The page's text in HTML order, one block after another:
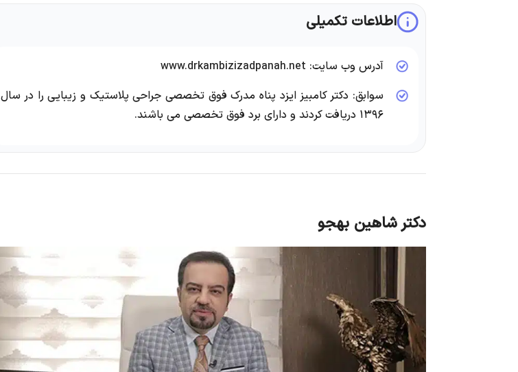
اطلاعات تکمیلی
آدرس وب سایت: www.drkambizizadpanah.net
سوابق: دکتر کامبیز ایزد پناه مدرک فوق تخصصی جراحی پلاستیک و زیبایی را در سال
۱۳۹۶ دریافت کردند و دارای برد فوق تخصصی می باشند.
دکتر شاهین بهجو